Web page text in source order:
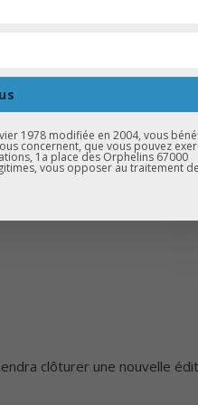
pour l’organisation et
clôturer une nouvelle
1978 modifiée en 2004, vous
concernent, que vous pouvez
1a place des Orphelins 67000
vous opposer au traitement